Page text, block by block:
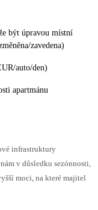
být úpravou místní
zavedena)
auto/den)
apartmánu
infrastruktury
v důsledku sezónnosti,
moci, na které majitel